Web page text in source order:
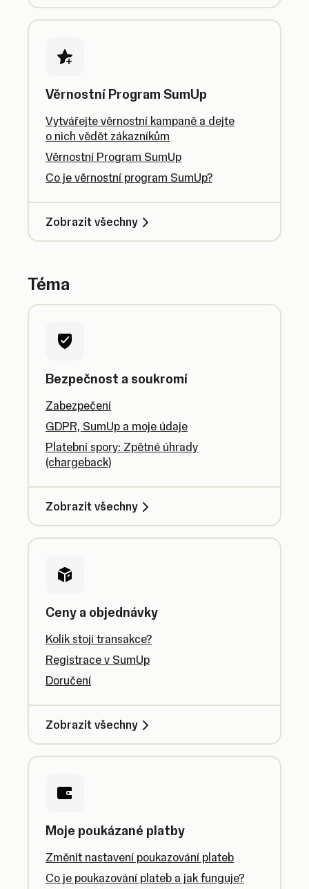
Věrnostní Program SumUp
Vytvářejte věrnostní kampaně a dejte
o nich vědět zákazníkům
Věrnostní Program SumUp
Co je věrnostní program SumUp?
Zobrazit všechny
Téma
Bezpečnost a soukromí
Zabezpečení
GDPR, SumUp a moje údaje
Platební spory: Zpětné úhrady
(chargeback)
Zobrazit všechny
Ceny a objednávky
Kolik stojí transakce?
Registrace v SumUp
Doručení
Zobrazit všechny
Moje poukázané platby
Změnit nastavení poukazování plateb
Co je poukazování plateb a jak funguje?